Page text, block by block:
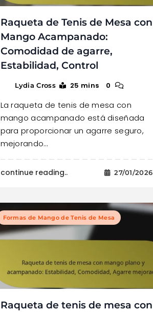
Raqueta de Tenis de Mesa con
Mango Acampanado:
Comodidad de agarre,
Estabilidad, Control
Lydia Cross 25 mins 0
La raqueta de tenis de mesa con
mango acampanado está diseñada
para proporcionar un agarre seguro,
mejorando…
continue reading.. 27/01/2026
Formas de Mango de Tenis de Mesa
Raqueta de tenis de mesa con